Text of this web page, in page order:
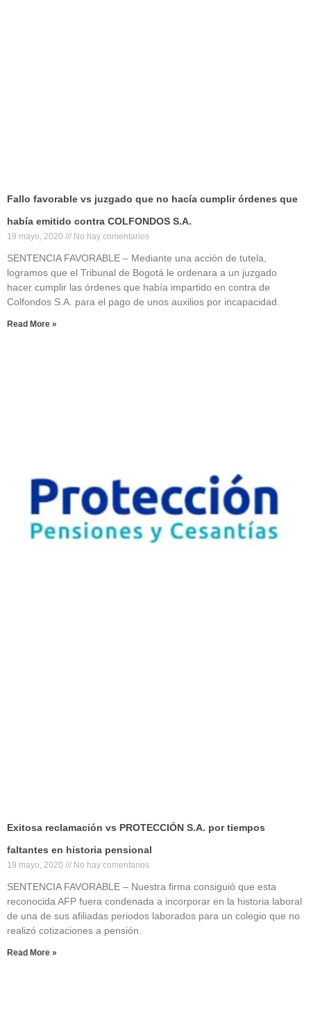
Fallo favorable vs juzgado que no hacía cumplir órdenes que
había emitido contra COLFONDOS S.A.
19 mayo, 2020 No hay comentarios
SENTENCIA FAVORABLE – Mediante una acción de tutela,
logramos que el Tribunal de Bogotá le ordenara a un juzgado
hacer cumplir las órdenes que había impartido en contra de
Colfondos S.A. para el pago de unos auxilios por incapacidad.
Read More »
Exitosa reclamación vs PROTECCIÓN S.A. por tiempos
faltantes en historia pensional
19 mayo, 2020 No hay comentarios
SENTENCIA FAVORABLE – Nuestra firma consiguió que esta
reconocida AFP fuera condenada a incorporar en la historia laboral
de una de sus afiliadas periodos laborados para un colegio que no
realizó cotizaciones a pensión.
Read More »